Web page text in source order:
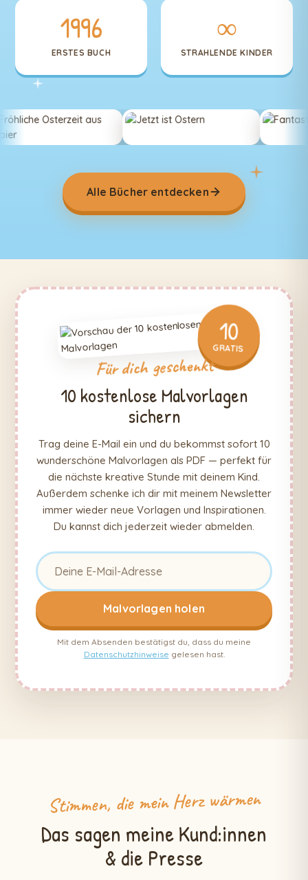
1996
ERSTES BUCH
∞
STRAHLENDE KINDER
Alle Bücher entdecken
10
GRATIS
Für dich geschenkt
10 kostenlose Malvorlagen
sichern
Trag deine E-Mail ein und du bekommst sofort 10
wunderschöne Malvorlagen als PDF — perfekt für
die nächste kreative Stunde mit deinem Kind.
Außerdem schenke ich dir mit meinem Newsletter
immer wieder neue Vorlagen und Inspirationen.
Du kannst dich jederzeit wieder abmelden.
Malvorlagen holen
Mit dem Absenden bestätigst du, dass du meine
Datenschutzhinweise gelesen hast.
Stimmen, die mein Herz wärmen
Das sagen meine Kund:innen
& die Presse